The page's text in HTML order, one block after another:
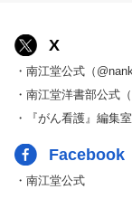
X
・南江堂公式（
・南江堂洋書部公式
・『がん看護』編集
Facebook
・南江堂公式